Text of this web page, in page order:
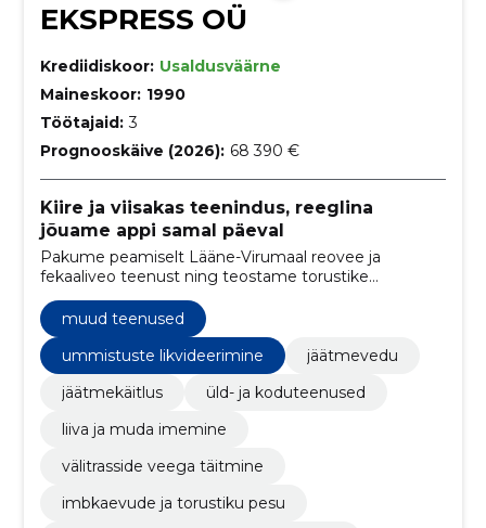
EKSPRESS OÜ
Krediidiskoor: Usaldusväärne
Maineskoor: 1990
Töötajaid: 3
Prognooskäive (2026): 68 390 €
Kiire ja viisakas teenindus, reeglina
jõuame appi samal päeval
Pakume peamiselt Lääne-Virumaal reovee ja
fekaaliveo teenust ning teostame torustike
(välistrasside) survepesu. Tänaseks oleme
tööpiirkonda laiendanud ka naabermaakondadesse.
muud teenused
ummistuste likvideerimine
jäätmevedu
jäätmekäitlus
üld- ja koduteenused
liiva ja muda imemine
välitrasside veega täitmine
imbkaevude ja torustiku pesu